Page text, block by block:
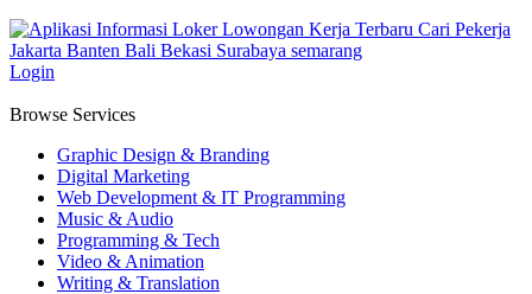
Login
Browse Services
Graphic Design & Branding
Digital Marketing
Web Development & IT Programming
Music & Audio
Programming & Tech
Video & Animation
Writing & Translation